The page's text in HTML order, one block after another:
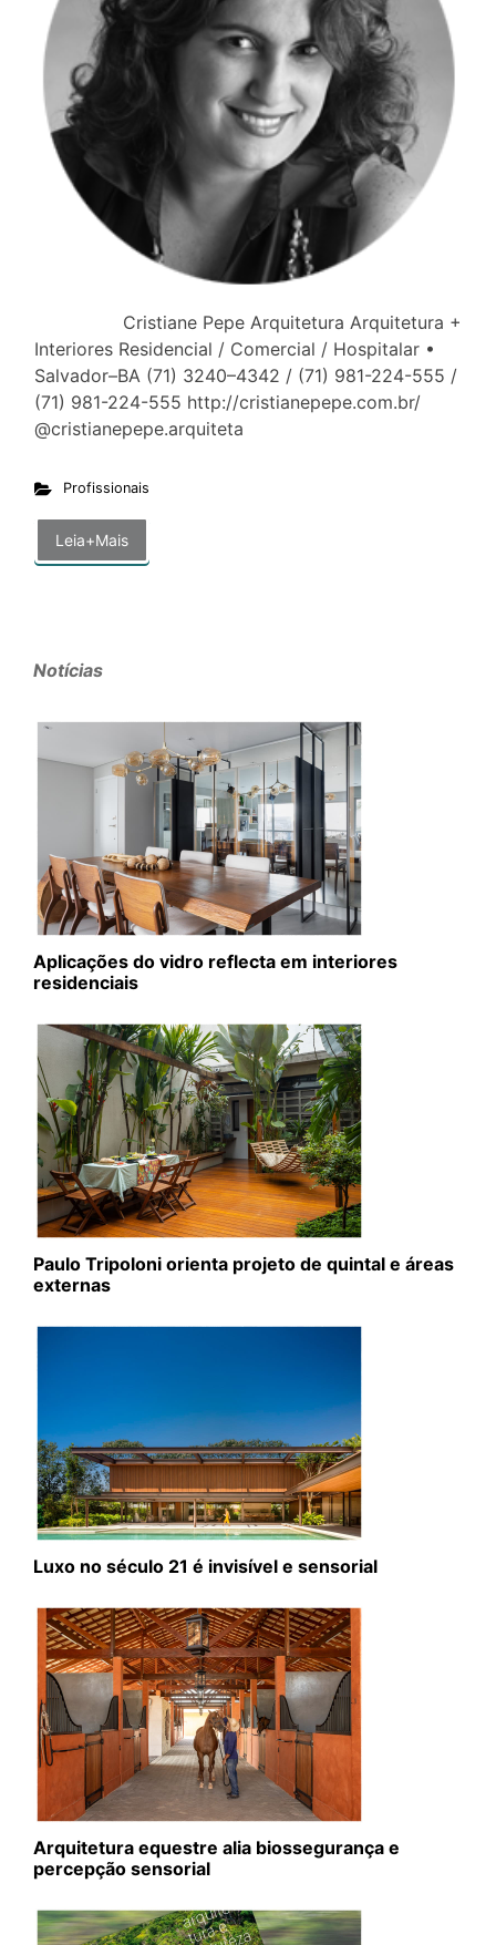
Cristiane Pepe Arquitetura Arquitetura +
Interiores Residencial / Comercial / Hospitalar •
Salvador–BA (71) 3240–4342 / (71) 981-224-555 /
(71) 981-224-555 http://cristianepepe.com.br/
@cristianepepe.arquiteta
Profissionais
Leia+Mais
Notícias
Aplicações do vidro reflecta em interiores
residenciais
Paulo Tripoloni orienta projeto de quintal e áreas
externas
Luxo no século 21 é invisível e sensorial
Arquitetura equestre alia biossegurança e
percepção sensorial